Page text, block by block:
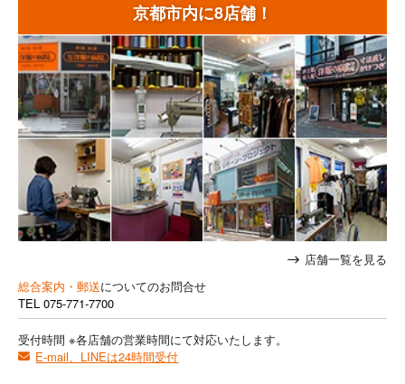
京都市内に8店舗！
店舗一覧を見る
総合案内・郵送についてのお問合せ
TEL 075-771-7700
受付時間 ※各店舗の営業時間にて対応いたします。
E-mail、LINEは24時間受付